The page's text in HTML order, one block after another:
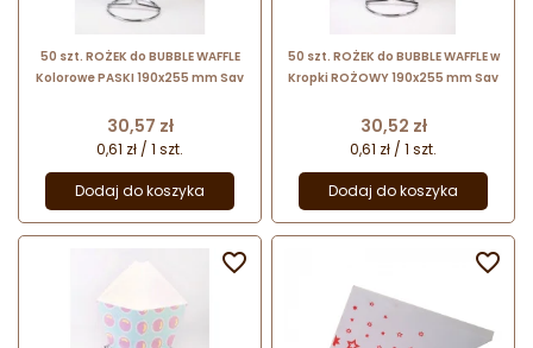
50 szt. ROŻEK do BUBBLE WAFFLE
Kolorowe PASKI 190x255 mm Sav
Cena
30,57 zł
0,61 zł / 1 szt.
Dodaj do koszyka
50 szt. ROŻEK do BUBBLE WAFFLE w
Kropki ROŻOWY 190x255 mm Sav
Cena
30,52 zł
0,61 zł / 1 szt.
Dodaj do koszyka
 